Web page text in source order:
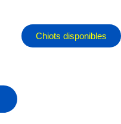
Chiots disponibles